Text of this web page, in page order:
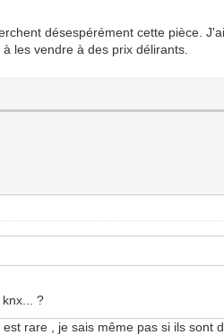
désespérément cette pièce.
les vendre à des prix délirants.
?
rare , je sais même pas si ils sont